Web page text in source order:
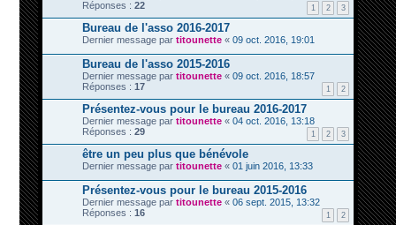
Réponses : 22 1 2 3
Bureau de l'asso 2016-2017
Dernier message par titounette« 09 oct. 2016, 19:01
Bureau de l'asso 2015-2016
Dernier message par titounette« 09 oct. 2016, 18:57
Réponses : 17 1 2
Présentez-vous pour le bureau 2016-2017
Dernier message par titounette« 04 oct. 2016, 13:18
Réponses : 29 1 2 3
être un peu plus que bénévole
Dernier message par titounette« 01 juin 2016, 13:33
Présentez-vous pour le bureau 2015-2016
Dernier message par titounette« 06 sept. 2015, 13:32
Réponses : 16 1 2